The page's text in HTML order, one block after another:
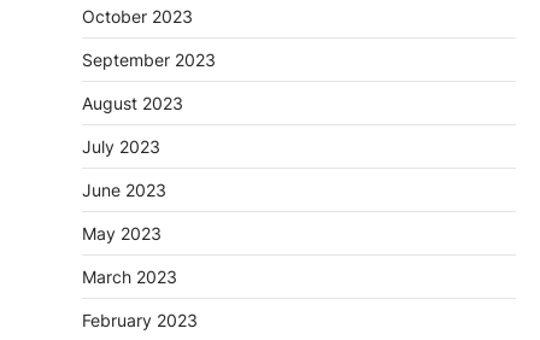
October 2023
September 2023
August 2023
July 2023
June 2023
May 2023
March 2023
February 2023